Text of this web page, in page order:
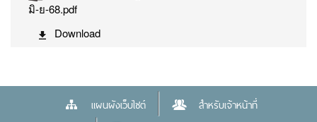
มิ-ย-68.pdf
Download
แผนผังเว็บไซต์
สำหรับเจ้าหน้าที่